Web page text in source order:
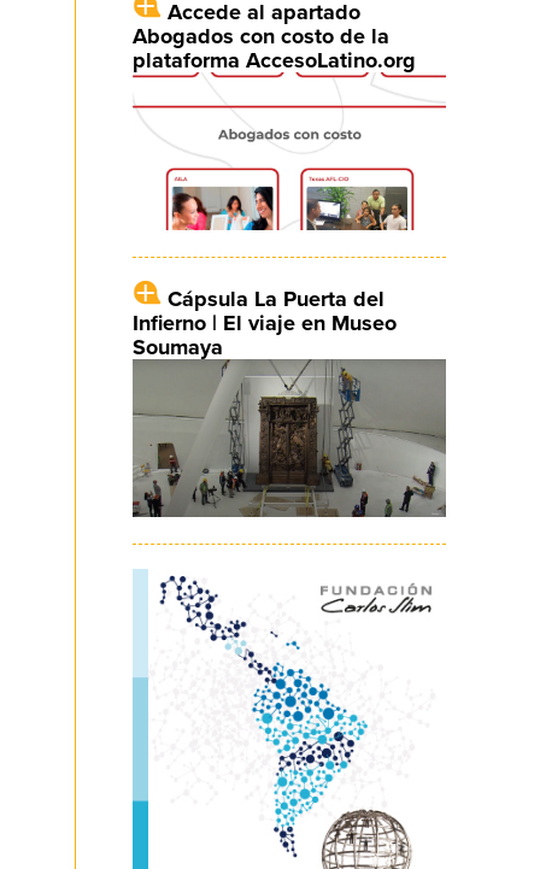
Accede al apartado
Abogados con costo de la
plataforma AccesoLatino.org
Cápsula La Puerta del
Infierno | El viaje en Museo
Soumaya